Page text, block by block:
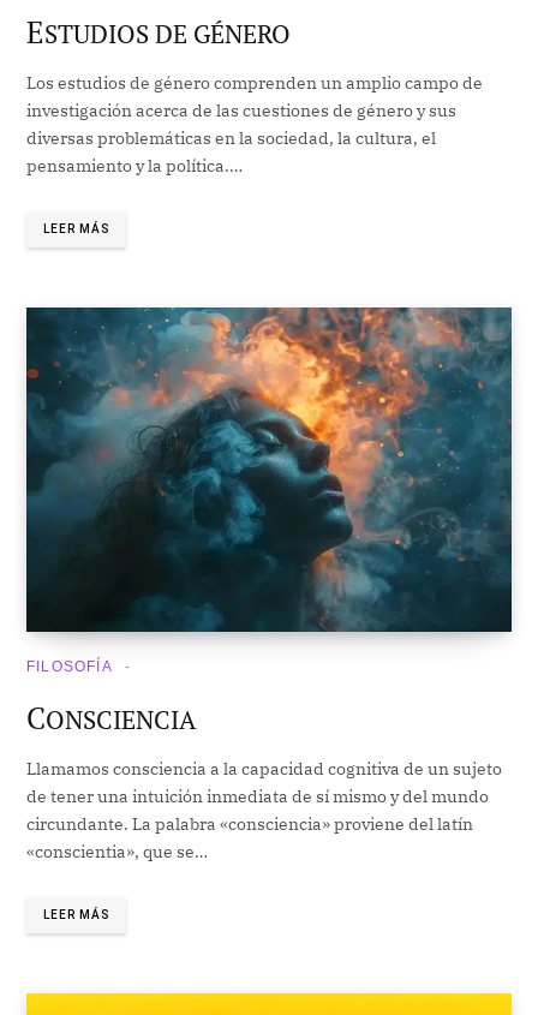
ESTUDIOS DE GÉNERO
Los estudios de género comprenden un amplio campo de
investigación acerca de las cuestiones de género y sus
diversas problemáticas en la sociedad, la cultura, el
pensamiento y la política.…
LEER MÁS
FILOSOFÍA
CONSCIENCIA
Llamamos consciencia a la capacidad cognitiva de un sujeto
de tener una intuición inmediata de sí mismo y del mundo
circundante. La palabra «consciencia» proviene del latín
«conscientia», que se…
LEER MÁS